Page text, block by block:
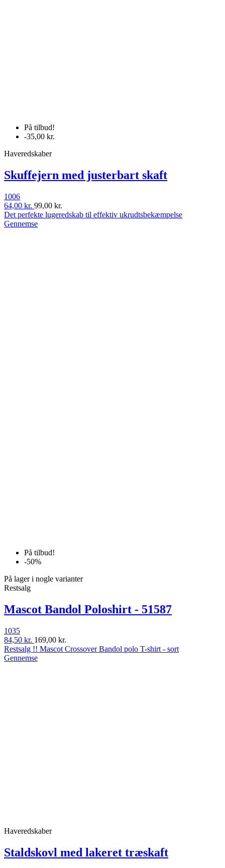
På tilbud!
-35,00 kr.
Haveredskaber
Skuffejern med justerbart skaft
1006
64,00 kr. 99,00 kr.
Det perfekte lugeredskab til effektiv ukrudtsbekæmpelse
Gennemse
På tilbud!
-50%
På lager i nogle varianter
Restsalg
Mascot Bandol Poloshirt - 51587
1035
84,50 kr. 169,00 kr.
Restsalg !! Mascot Crossover Bandol polo T-shirt - sort
Gennemse
Haveredskaber
Staldskovl med lakeret træskaft